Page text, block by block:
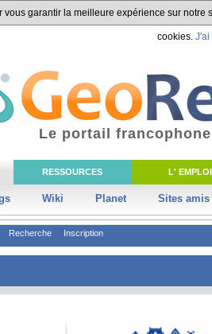
vous garantir la meilleure expérience sur
cookies. J'ai
RESSOURCES L' EMPLOI
Wiki Planet Sites amis
Le portail
Recherche Inscription